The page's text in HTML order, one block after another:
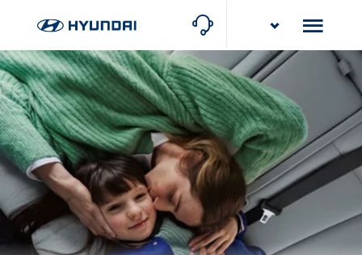
Karlik
Baranowo k/Poznania (Serwis), Poznańska 22